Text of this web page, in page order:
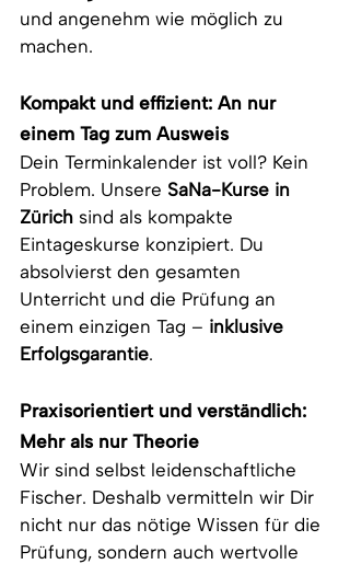
und angenehm wie möglich zu
machen.
Kompakt und effizient: An nur
einem Tag zum Ausweis
Dein Terminkalender ist voll? Kein
Problem. Unsere SaNa-Kurse in
Zürich sind als kompakte
Eintageskurse konzipiert. Du
absolvierst den gesamten
Unterricht und die Prüfung an
einem einzigen Tag – inklusive
Erfolgsgarantie.
Praxisorientiert und verständlich:
Mehr als nur Theorie
Wir sind selbst leidenschaftliche
Fischer. Deshalb vermitteln wir Dir
nicht nur das nötige Wissen für die
Prüfung, sondern auch wertvolle